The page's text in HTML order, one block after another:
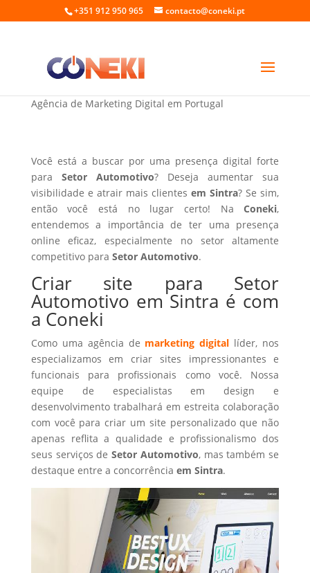
+351 912 950 965 contacto@coneki.pt
Criar site para Setor Automotivo em Sintra
Agência de Marketing Digital em Portugal
Você está a buscar por uma presença digital forte
para Setor Automotivo? Deseja aumentar sua
visibilidade e atrair mais clientesem Sintra? Se sim,
então você está no lugar certo! NaConeki,
entendemos a importância de ter uma presença
online eficaz, especialmente no setor altamente
competitivo para Setor Automotivo.
Criar site para Setor
Automotivo em Sintra é com
a Coneki
Como uma agência de marketing digital líder, nos
especializamos em criar sites impressionantes e
funcionais para profissionais como você. Nossa
equipe de especialistas em design e
desenvolvimento trabalhará em estreita colaboração
com você para criar um site personalizado que não
apenas reflita a qualidade e profissionalismo dos
seus serviços deSetor Automotivo, mas também se
destaque entre a concorrência em Sintra.